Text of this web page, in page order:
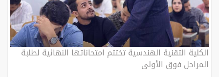
الكلية التقنية الهندسية تختتم امتحاناتها النهائية لطلبة
المراحل فوق الأولى